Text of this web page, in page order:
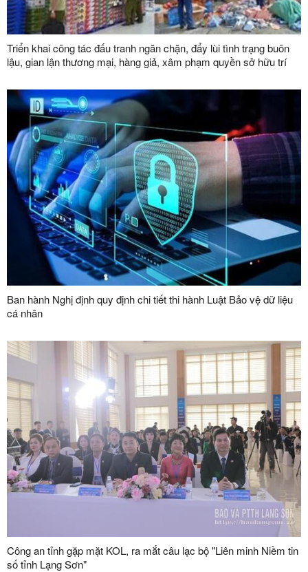
Triển khai công tác đấu tranh ngăn chặn, đẩy lùi tình trạng buôn
lậu, gian lận thương mại, hàng giả, xâm phạm quyền sở hữu trí
Ban hành Nghị định quy định chi tiết thi hành Luật Bảo vệ dữ liệu
cá nhân
Công an tỉnh gặp mặt KOL, ra mắt câu lạc bộ "Liên minh Niềm tin
số tỉnh Lạng Sơn"